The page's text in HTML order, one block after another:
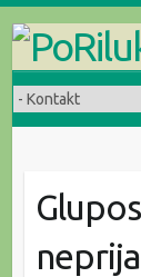
content